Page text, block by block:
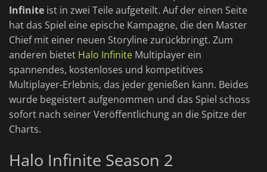
Infinite ist in zwei Teile aufgeteilt. Auf der einen Seite
hat das Spiel eine epische Kampagne, die den Master
Chief mit einer neuen Storyline zurückbringt. Zum
anderen bietet Halo Infinite Multiplayer ein
spannendes, kostenloses und kompetitives
Multiplayer-Erlebnis, das jeder genießen kann. Beides
wurde begeistert aufgenommen und das Spiel schoss
sofort nach seiner Veröffentlichung an die Spitze der
Charts.
Halo Infinite Season 2